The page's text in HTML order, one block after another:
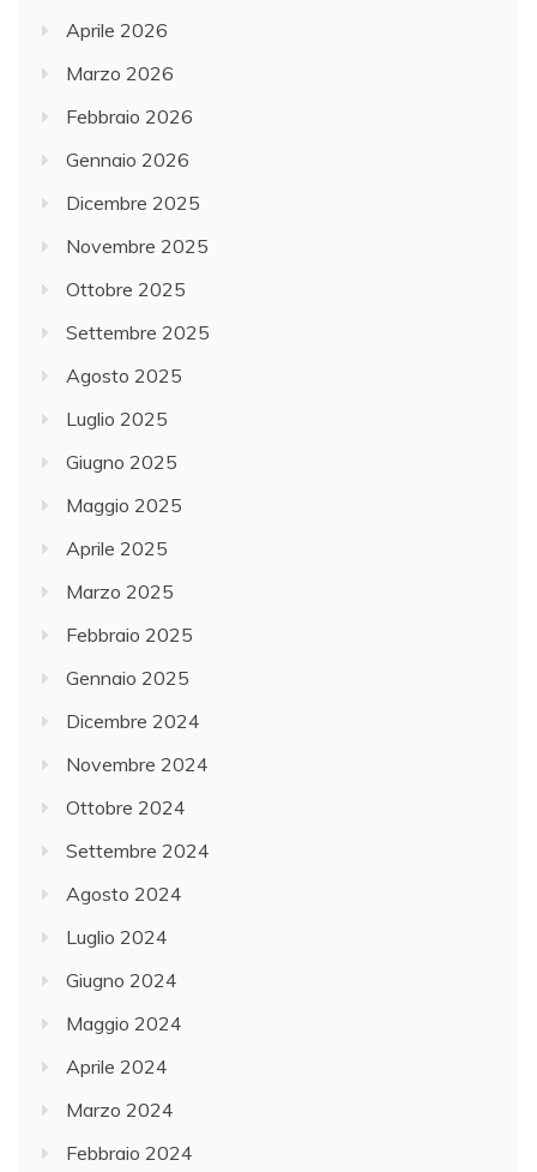
Aprile 2026
Marzo 2026
Febbraio 2026
Gennaio 2026
Dicembre 2025
Novembre 2025
Ottobre 2025
Settembre 2025
Agosto 2025
Luglio 2025
Giugno 2025
Maggio 2025
Aprile 2025
Marzo 2025
Febbraio 2025
Gennaio 2025
Dicembre 2024
Novembre 2024
Ottobre 2024
Settembre 2024
Agosto 2024
Luglio 2024
Giugno 2024
Maggio 2024
Aprile 2024
Marzo 2024
Febbraio 2024